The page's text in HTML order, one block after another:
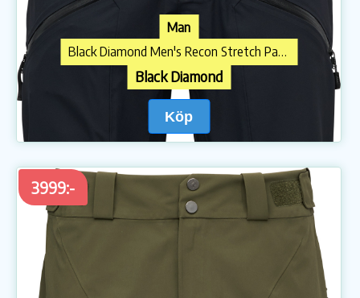
Man
Black Diamond Men's Recon Stretch Pants Black
Black Diamond
Köp
3999:-